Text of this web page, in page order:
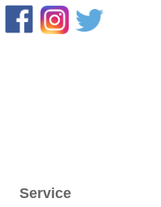
Service